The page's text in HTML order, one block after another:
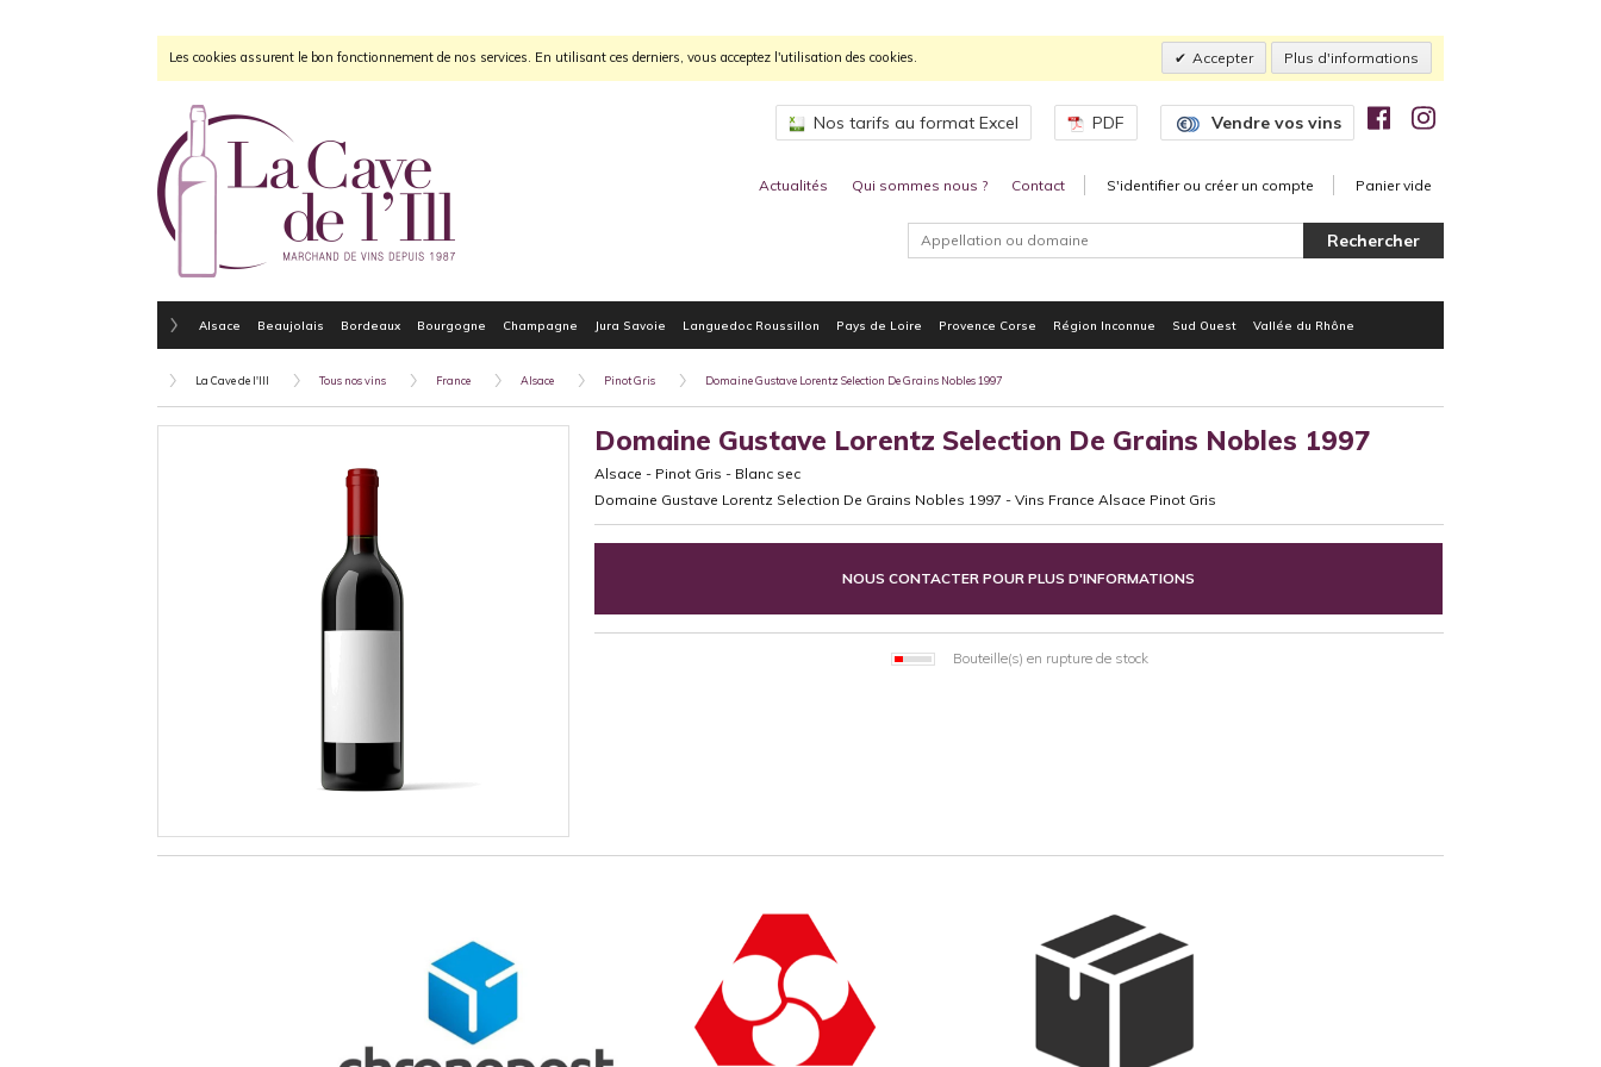
Les cookies assurent le bon fonctionnement de nos services. En utilisant ces derniers, vous acceptez l'utilisation des cookies. Accepter Plus d'informations
Nos tarifs au format Excel PDF Vendre vos vins
Actualités Qui sommes nous ? Contact S'identifier ou créer un compte Panier vide
Alsace Beaujolais Bordeaux Bourgogne Champagne Jura Savoie Languedoc Roussillon Pays de Loire Provence Corse Région Inconnue Sud Ouest Vallée du Rhône
La Cave de l'Ill Tous nos vins France Alsace Pinot Gris Domaine Gustave Lorentz Selection De Grains Nobles 1997
Domaine Gustave Lorentz Selection De Grains Nobles 1997
Alsace - Pinot Gris - Blanc sec
Domaine Gustave Lorentz Selection De Grains Nobles 1997 - Vins France Alsace Pinot Gris
NOUS CONTACTER POUR PLUS D'INFORMATIONS
Bouteille(s) en rupture de stock